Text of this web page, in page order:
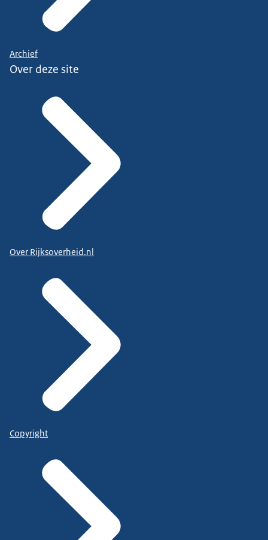
Archief
Over deze site
Over Rijksoverheid.nl
Copyright